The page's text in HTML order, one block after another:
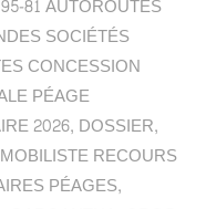
81 AUTOROUTES
SOCIÉTÉS
CONCESSION
PÉAGE
2026, DOSSIER,
RECOURS
PÉAGES,